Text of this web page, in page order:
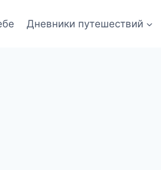
Дневники путешествий